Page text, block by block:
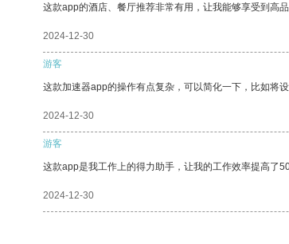
这款app的酒店、餐厅推荐非常有用，让我能够享受到高品
2024-12-30
游客
这款加速器app的操作有点复杂，可以简化一下，比如将设
2024-12-30
游客
这款app是我工作上的得力助手，让我的工作效率提高了
2024-12-30